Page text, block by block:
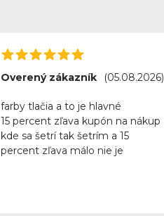
Overený zákazník (05.08.2026)
farby tlačia a to je hlavné
15 percent zľava kupón na nákup
kde sa šetrí tak šetrím a 15
percent zľava málo nie je